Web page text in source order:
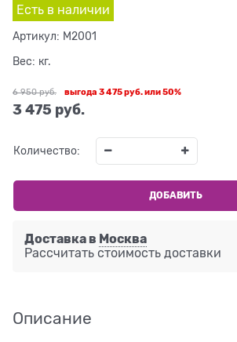
Есть в наличии
Артикул: M2001
Вес: кг.
6 950 руб.
3 475 руб.
выгода 3 475 руб.или50%
Количество:
ДОБАВИТЬ
Доставка в Москва
Рассчитать стоимость доставки
Описание